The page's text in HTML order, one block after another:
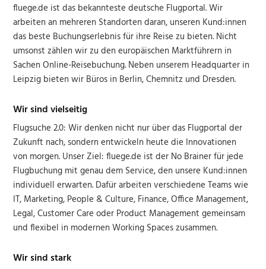
fluege.de ist das bekannteste deutsche Flugportal. Wir
arbeiten an mehreren Standorten daran, unseren Kund:innen
das beste Buchungserlebnis für ihre Reise zu bieten. Nicht
umsonst zählen wir zu den europäischen Marktführern in
Sachen Online-Reisebuchung. Neben unserem Headquarter in
Leipzig bieten wir Büros in Berlin, Chemnitz und Dresden.
Wir sind vielseitig
Flugsuche 2.0: Wir denken nicht nur über das Flugportal der
Zukunft nach, sondern entwickeln heute die Innovationen
von morgen. Unser Ziel: fluege.de ist der No Brainer für jede
Flugbuchung mit genau dem Service, den unsere Kund:innen
individuell erwarten. Dafür arbeiten verschiedene Teams wie
IT, Marketing, People & Culture, Finance, Office Management,
Legal, Customer Care oder Product Management gemeinsam
und flexibel in modernen Working Spaces zusammen.
Wir sind stark